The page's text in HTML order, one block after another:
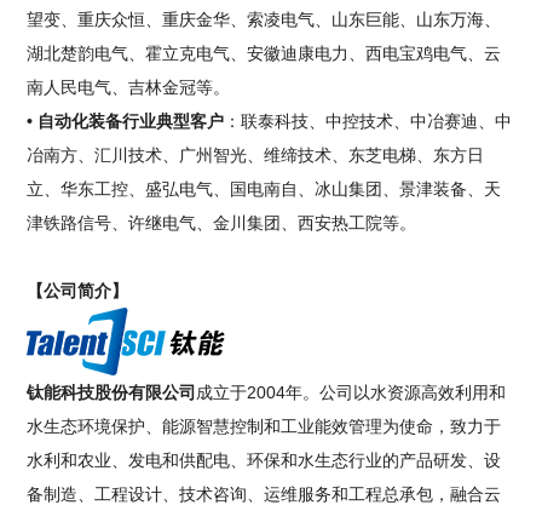
望变、重庆众恒、重庆金华、索凌电气、山东巨能、山东万海、
湖北楚韵电气、霍立克电气、安徽迪康电力、西电宝鸡电气、云
南人民电气、吉林金冠等。
• 自动化装备行业典型客户 ：联泰科技、中控技术、中冶赛迪、中
冶南方、汇川技术、广州智光、维缔技术、东芝电梯、东方日
立、华东工控、盛弘电气、国电南自、冰山集团、景津装备、天
津铁路信号、许继电气、金川集团、西安热工院等。
【公司简介】
钛能科技股份有限公司 成立于2004年。公司以水资源高效利用和
水生态环境保护、能源智慧控制和工业能效管理为使命，致力于
水利和农业、发电和供配电、环保和水生态行业的产品研发、设
备制造、工程设计、技术咨询、运维服务和工程总承包，融合云